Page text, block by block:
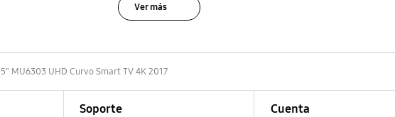
Ver más
MU6303 UHD Curvo Smart TV 4K 2017
Soporte Cuenta